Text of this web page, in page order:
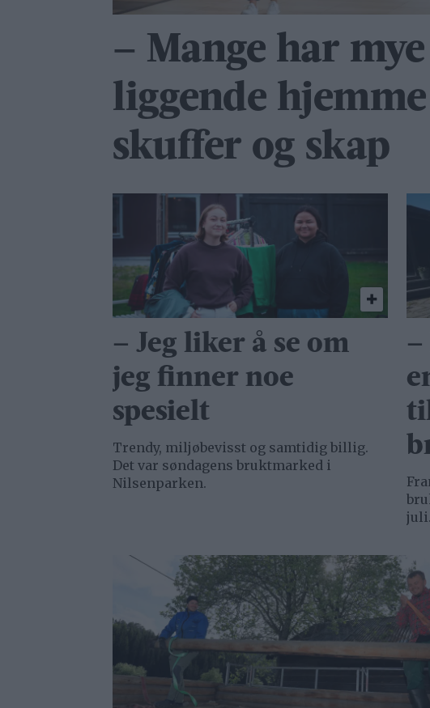
– Mange har
liggende
skuffer og skap
– Jeg liker å se om
jeg finner noe
spesielt
Trendy, miljøbevisst og samtidig billig.
Det var søndagens bruktmarked i
Nilsenparken.
–
juli.